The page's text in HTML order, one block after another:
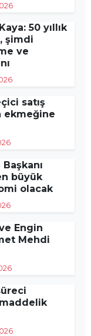
50 yıllık
şimdi
ve
satış
ekmeğine
büyük
olacak
Engin
Mehdi
maddelik